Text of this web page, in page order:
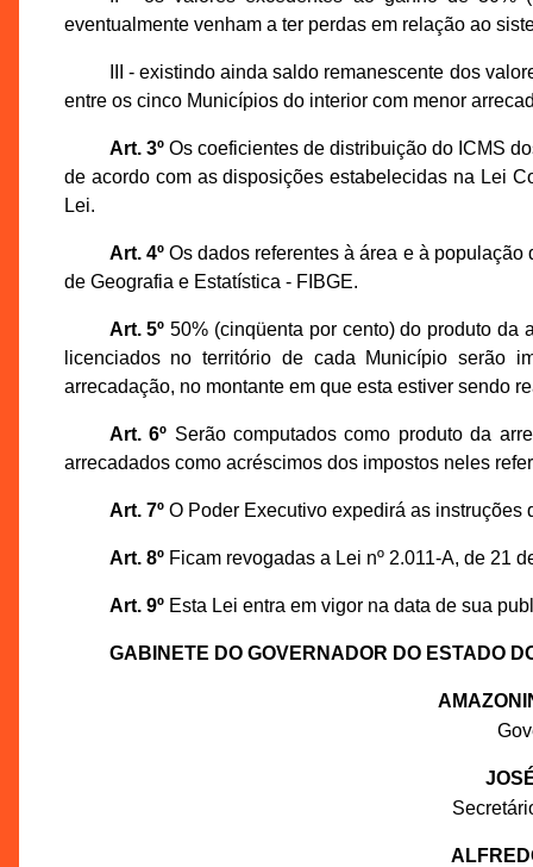
eventualmente venham a ter perdas em relação ao
III - existindo ainda saldo remanescente dos
entre os cinco Municípios do interior com menor
Art. 3ºOs coeficientes de distribuição do ICMS
de acordo com as disposições estabelecidas na Lei
Lei.
Art. 4ºOs dados referentes à área e à
de Geografia e Estatística - FIBGE.
Art. 5º 50% (cinqüenta por cento) do produto da
licenciados no território de cada Município serão
arrecadação, no montante em que esta estiver sendo
Art. 6º Serão computados como produto da
arrecadados como acréscimos dos impostos neles
Art. 7ºO Poder Executivo expedirá as instruções
Art. 8ºFicam revogadas a Lei nº 2.011-A, de 21
Art. 9ºEsta Lei entra em vigor na data de sua
GABINETE DO GOVERNADOR DO ESTADO